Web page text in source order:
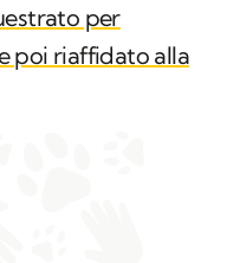
per
poi riaffidato alla